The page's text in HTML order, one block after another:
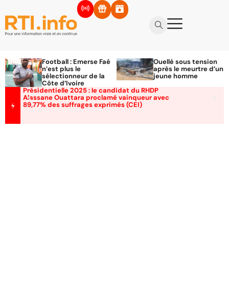
Football : Emerse Faé
n’est plus le
sélectionneur de la
Côte d’Ivoire
Ouellé sous tension
après le meurtre d’un
jeune homme
Présidentielle 2025 : le candidat du RHDP
Alassane Ouattara proclamé vainqueur avec
89,77% des suffrages exprimés (CEI)